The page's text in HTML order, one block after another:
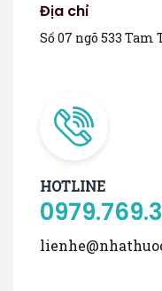
Địa chỉ
Số 07 ngõ 533
HOTLINE